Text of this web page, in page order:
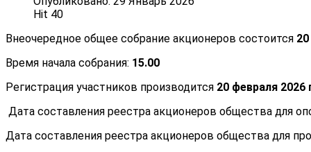
Hit 40
Внеочередное общее собрание акционеров состоится
Время начала собрания: 15.00
Регистрация участников производится 20 февраля 2026
Дата составления реестра акционеров общества для
Дата составления реестра акционеров общества для